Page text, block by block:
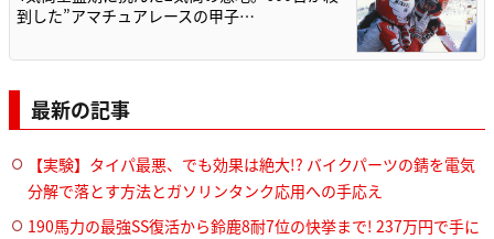
到した”アマチュアレースの甲子…
最新の記事
【実験】タイパ最悪、でも効果は絶大!? バイクパーツの錆を電気
分解で落とす方法とガソリンタンク応用への手応え
190馬力の最強SS復活から鈴鹿8耐7位の快挙まで! 237万円で手に